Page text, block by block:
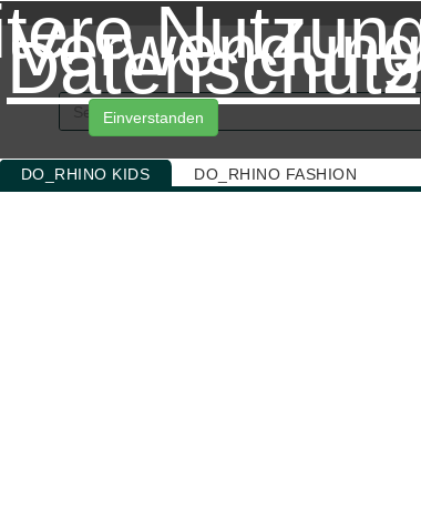
Datenschutz
Einverstanden
DO_RHINO KIDS DO_RHINO FASHION